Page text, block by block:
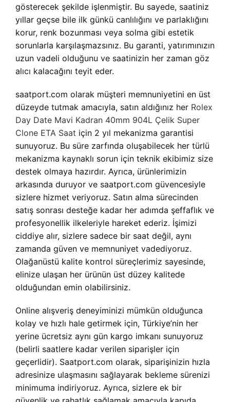
gösterecek şekilde işlenmiştir. Bu sayede, saatiniz
yıllar geçse bile ilk günkü canlılığını ve parlaklığını
korur, renk bozunması veya solma gibi estetik
sorunlarla karşılaşmazsınız. Bu garanti, yatırımınızın
uzun vadeli olduğunu ve saatinizin her zaman göz
alıcı kalacağını teyit eder.
saatport.com olarak müşteri memnuniyetini en üst
düzeyde tutmak amacıyla, satın aldığınız her Rolex
Day Date Mavi Kadran 40mm 904L Çelik Super
Clone ETA Saat için 2 yıl mekanizma garantisi
sunuyoruz. Bu süre zarfında oluşabilecek her türlü
mekanizma kaynaklı sorun için teknik ekibimiz size
destek olmaya hazırdır. Ayrıca, ürünlerimizin
arkasında duruyor ve saatport.com güvencesiyle
sizlere hizmet veriyoruz. Satın alma sürecinden
satış sonrası desteğe kadar her adımda şeffaflık ve
profesyonellik ilkeleriyle hareket ederiz. İşimizi
ciddiye alır, sizlere sadece bir saat değil, aynı
zamanda güven ve memnuniyet vadediyoruz.
Olağanüstü kalite kontrol süreçlerimiz sayesinde,
elinize ulaşan her ürünün üst düzey kalitede
olduğundan emin olabilirsiniz.
Online alışveriş deneyiminizi mümkün olduğunca
kolay ve hızlı hale getirmek için, Türkiye’nin her
yerine ücretsiz aynı gün kargo imkanı sunuyoruz
(belirli saatlere kadar verilen siparişler için
geçerlidir). Saatport.com olarak, siparişinizin hızla
adresinize ulaşmasını sağlayarak bekleme sürenizi
minimuma indiriyoruz. Ayrıca, sizlere ek bir